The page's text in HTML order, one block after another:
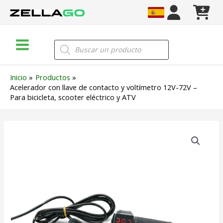
Menu
Búsqueda
de
productos
Inicio
Productos
Acelerador con llave de contacto y voltímetro 12V-72V –
Para bicicleta, scooter eléctrico y ATV
voltímetro
12V-